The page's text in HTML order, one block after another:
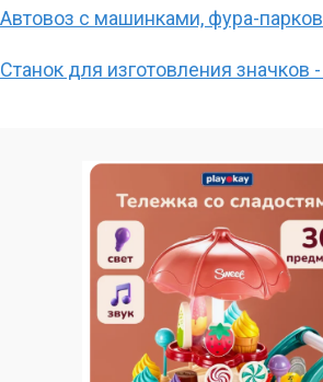
Автовоз с машинками, фура-
Станок для изготовления значков